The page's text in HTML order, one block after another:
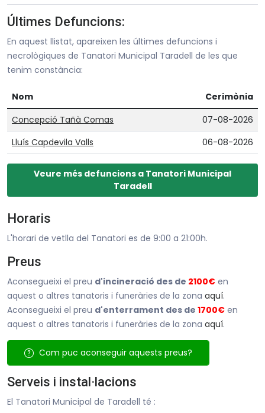
Últimes Defuncions:
En aquest llistat, apareixen les últimes defuncions i
necrològiques de Tanatori Municipal Taradell de les que
tenim constància:
Nom
Cerimònia
Concepció Tañà Comas
07-08-2026
Lluís Capdevila Valls
06-08-2026
Veure més defuncions a Tanatori Municipal
Taradell
Horaris
L'horari de vetlla del Tanatori es de 9:00 a 21:00h.
Preus
Aconsegueixi el preu d'incineració des de 2100€ en
aquest o altres tanatoris i funeràries de la zona aquí.
Aconsegueixi el preu d'enterrament des de 1700€ en
aquest o altres tanatoris i funeràries de la zona aquí.
Com puc aconseguir aquests preus?
Serveis i instal·lacions
El Tanatori Municipal de Taradell té :